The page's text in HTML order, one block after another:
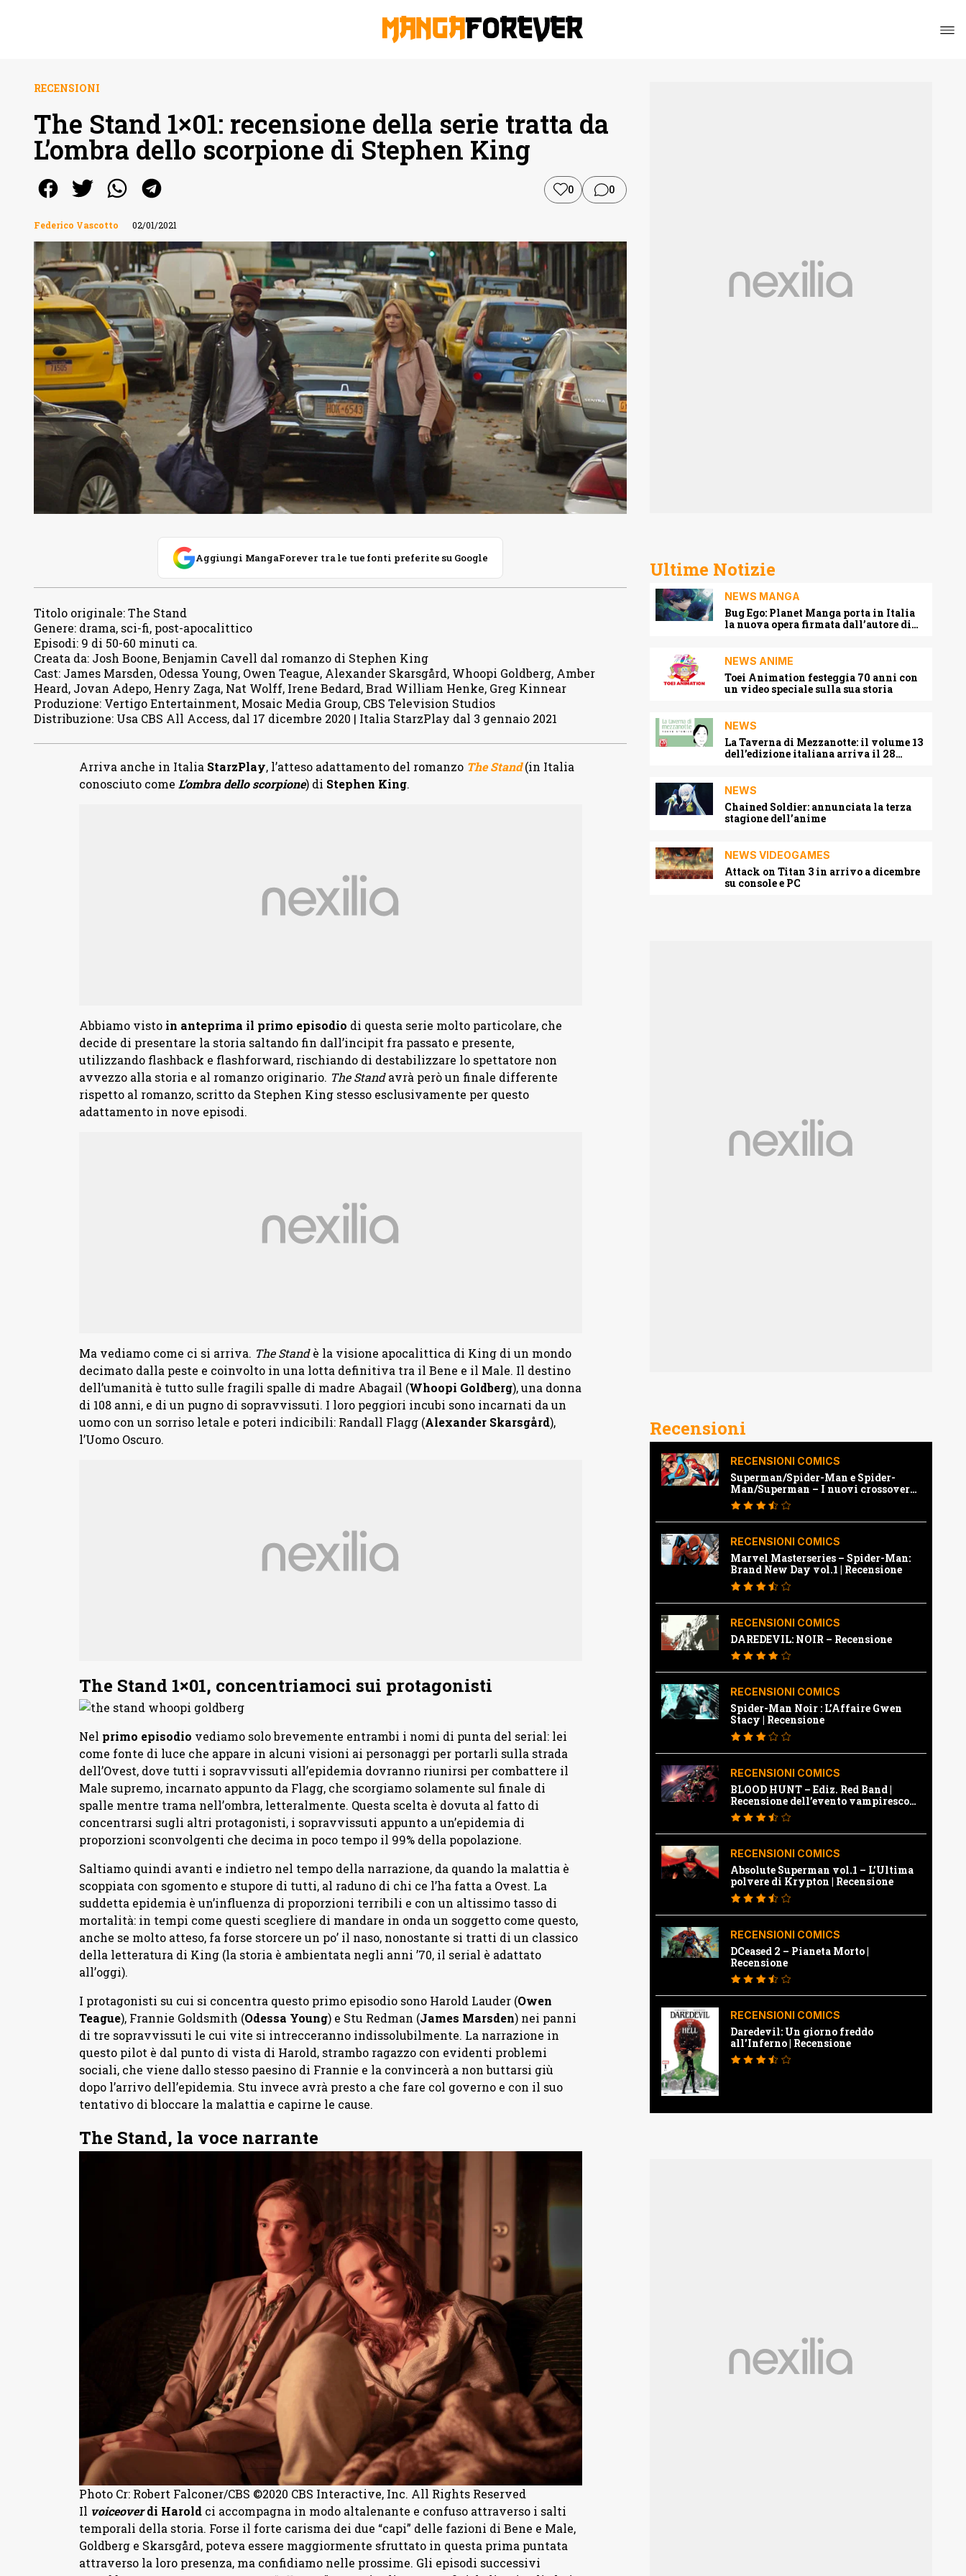
RECENSIONI
The Stand 1×01: recensione della serie tratta da
L’ombra dello scorpione di Stephen King
0 0
Federico Vascotto 02/01/2021
Aggiungi MangaForever tra le tue fonti preferite su Google
Titolo originale:The Stand
Genere: drama, sci-fi, post-apocalittico
Episodi: 9 di 50-60 minuti ca.
Creata da: Josh Boone, Benjamin Cavell dal romanzo di Stephen King
Cast: James Marsden, Odessa Young, Owen Teague, Alexander Skarsgård, Whoopi Goldberg, Amber
Heard, Jovan Adepo, Henry Zaga, Nat Wolff, Irene Bedard, Brad William Henke, Greg Kinnear
Produzione: Vertigo Entertainment, Mosaic Media Group, CBS Television Studios
Distribuzione: Usa CBS All Access, dal 17 dicembre 2020 | Italia StarzPlay dal 3 gennaio 2021
Arriva anche in Italia StarzPlay, l’atteso adattamento del romanzo The Stand(in Italia
conosciuto come L’ombra dello scorpione) di Stephen King.
Abbiamo visto in anteprima il primo episodio di questa serie molto particolare, che
decide di presentare la storia saltando fin dall’incipit fra passato e presente,
utilizzando flashback e flashforward, rischiando di destabilizzare lo spettatore non
avvezzo alla storia e al romanzo originario. The Standavrà però un finale differente
rispetto al romanzo, scritto da Stephen King stesso esclusivamente per questo
adattamento in nove episodi.
Ma vediamo come ci si arriva. The Standè la visione apocalittica di King di un mondo
decimato dalla peste e coinvolto in una lotta definitiva tra il Bene e il Male. Il destino
dell’umanità è tutto sulle fragili spalle di madre Abagail (Whoopi Goldberg), una donna
di 108 anni, e di un pugno di sopravvissuti. I loro peggiori incubi sono incarnati da un
uomo con un sorriso letale e poteri indicibili: Randall Flagg (Alexander Skarsgård),
l’Uomo Oscuro.
The Stand 1×01, concentriamoci sui protagonisti
Nel primo episodio vediamo solo brevemente entrambi i nomi di punta del serial: lei
come fonte di luce che appare in alcuni visioni ai personaggi per portarli sulla strada
dell’Ovest, dove tutti i sopravvissuti all’epidemia dovranno riunirsi per combattere il
Male supremo, incarnato appunto da Flagg, che scorgiamo solamente sul finale di
spalle mentre trama nell’ombra, letteralmente. Questa scelta è dovuta al fatto di
concentrarsi sugli altri protagonisti, i sopravvissuti appunto a un’epidemia di
proporzioni sconvolgenti che decima in poco tempo il 99% della popolazione.
Saltiamo quindi avanti e indietro nel tempo della narrazione, da quando la malattia è
scoppiata con sgomento e stupore di tutti, al raduno di chi ce l’ha fatta a Ovest. La
suddetta epidemia è un’influenza di proporzioni terribili e con un altissimo tasso di
mortalità: in tempi come questi scegliere di mandare in onda un soggetto come questo,
anche se molto atteso, fa forse storcere un po’ il naso, nonostante si tratti di un classico
della letteratura di King (la storia è ambientata negli anni ’70, il serial è adattato
all’oggi).
I protagonisti su cui si concentra questo primo episodio sono Harold Lauder (Owen
Teague), Frannie Goldsmith (Odessa Young) e Stu Redman (James Marsden) nei panni
di tre sopravvissuti le cui vite si intrecceranno indissolubilmente. La narrazione in
questo pilot è dal punto di vista di Harold, strambo ragazzo con evidenti problemi
sociali, che viene dallo stesso paesino di Frannie e la convincerà a non buttarsi giù
dopo l’arrivo dell’epidemia. Stu invece avrà presto a che fare col governo e con il suo
tentativo di bloccare la malattia e capirne le cause.
The Stand, la voce narrante
Photo Cr: Robert Falconer/CBS ©2020 CBS Interactive, Inc. All Rights Reserved
Il voiceoverdi Haroldci accompagna in modo altalenante e confuso attraverso i salti
temporali della storia. Forse il forte carisma dei due “capi” delle fazioni di Bene e Male,
Goldberg e Skarsgård, poteva essere maggiormente sfruttato in questa prima puntata
attraverso la loro presenza, ma confidiamo nelle prossime. Gli episodi successivi
Ultime Notizie
NEWS MANGA
Bug Ego: Planet Manga porta in Italia
la nuova opera firmata dall’autore di
NEWS ANIME
Toei Animation festeggia 70 anni con
un video speciale sulla sua storia
NEWS
La Taverna di Mezzanotte: il volume 13
dell’edizione italiana arriva il 28
NEWS
Chained Soldier: annunciata la terza
stagione dell’anime
NEWS VIDEOGAMES
Attack on Titan 3 in arrivo a dicembre
su console e PC
Recensioni
RECENSIONI COMICS
Superman/Spider-Man e Spider-
Man/Superman – I nuovi crossover
Marvel e Dc | Recensione
RECENSIONI COMICS
Marvel Masterseries – Spider-Man:
Brand New Day vol.1 | Recensione
RECENSIONI COMICS
DAREDEVIL: NOIR – Recensione
RECENSIONI COMICS
Spider-Man Noir : L’Affaire Gwen
Stacy | Recensione
RECENSIONI COMICS
BLOOD HUNT – Ediz. Red Band |
Recensione dell’evento vampiresco
della Marvel
RECENSIONI COMICS
Absolute Superman vol.1 – L’Ultima
polvere di Krypton | Recensione
RECENSIONI COMICS
DCeased 2 – Pianeta Morto |
Recensione
RECENSIONI COMICS
Daredevil: Un giorno freddo
all’Inferno | Recensione